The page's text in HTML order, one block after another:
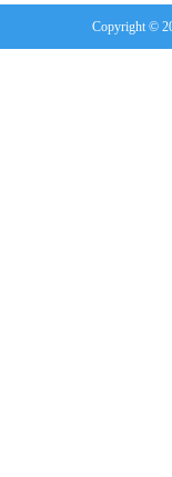
Copyright ©